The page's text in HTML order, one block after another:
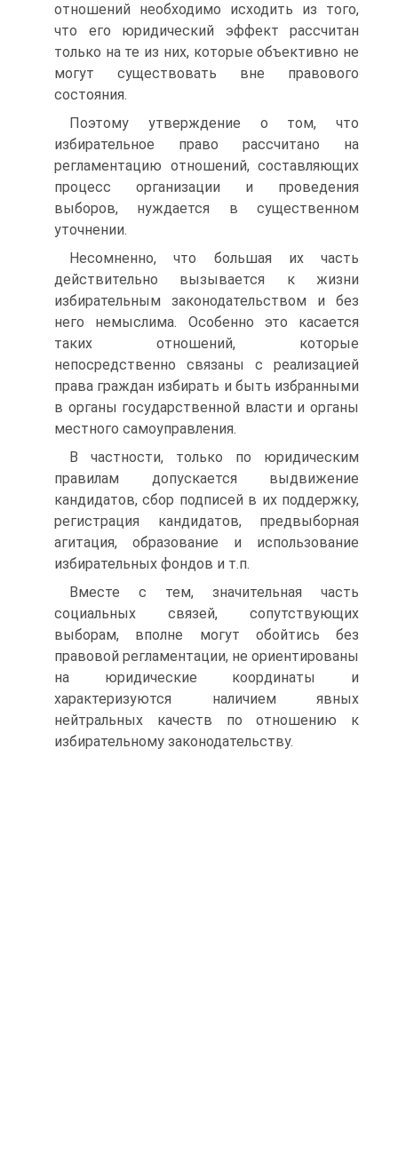
отношений необходимо исходить из того,
что его юридический эффект рассчитан
только на те из них, которые объективно не
могут существовать вне правового
состояния.
Поэтому утверждение о том, что
избирательное право рассчитано на
регламентацию отношений, составляющих
процесс организации и проведения
выборов, нуждается в существенном
уточнении.
Несомненно, что большая их часть
действительно вызывается к жизни
избирательным законодательством и без
него немыслима. Особенно это касается
таких отношений, которые
непосредственно связаны с реализацией
права граждан избирать и быть избранными
в органы государственной власти и органы
местного самоуправления.
В частности, только по юридическим
правилам допускается выдвижение
кандидатов, сбор подписей в их поддержку,
регистрация кандидатов, предвыборная
агитация, образование и использование
избирательных фондов и т.п.
Вместе с тем, значительная часть
социальных связей, сопутствующих
выборам, вполне могут обойтись без
правовой регламентации, не ориентированы
на юридические координаты и
характеризуются наличием явных
нейтральных качеств по отношению к
избирательному законодательству.